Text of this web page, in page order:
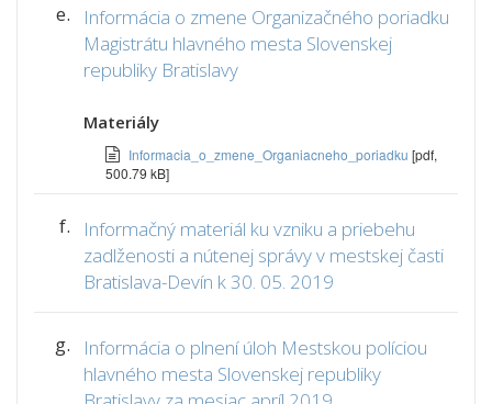
e.
Informácia o zmene Organizačného poriadku
Magistrátu hlavného mesta Slovenskej
republiky Bratislavy
Materiály
Informacia_o_zmene_Organiacneho_poriadku [pdf,
500.79 kB]
f.
Informačný materiál ku vzniku a priebehu
zadlženosti a nútenej správy v mestskej časti
Bratislava-Devín k 30. 05. 2019
g.
Informácia o plnení úloh Mestskou políciou
hlavného mesta Slovenskej republiky